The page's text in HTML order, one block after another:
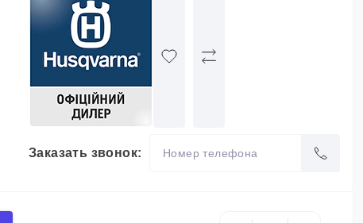
Заказать звонок: